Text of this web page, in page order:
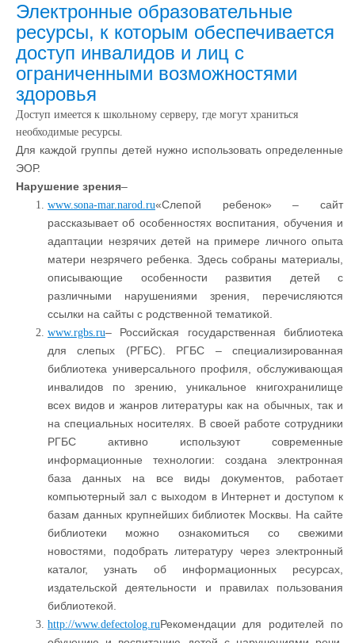
Электронные образовательные
ресурсы, к которым обеспечивается
доступ инвалидов и лиц с
ограниченными возможностями
здоровья
Доступ имеется к школьному серверу, где могут храниться
необходимые ресурсы.
Для каждой группы детей нужно использовать определенные
ЭОР.
Нарушение зрения–
www.sona-mar.narod.ru«Слепой ребенок» – сайт
рассказывает об особенностях воспитания, обучения и
адаптации незрячих детей на примере личного опыта
матери незрячего ребенка. Здесь собраны материалы,
описывающие особенности развития детей с
различными нарушениями зрения, перечисляются
ссылки на сайты с родственной тематикой.
www.rgbs.ru– Российская государственная библиотека
для слепых (РГБС). РГБС – специализированная
библиотека универсального профиля, обслуживающая
инвалидов по зрению, уникальное книгохранилище
всех видов и жанров литературы как на обычных, так и
на специальных носителях. В своей работе сотрудники
РГБС активно используют современные
информационные технологии: создана электронная
база данных на все виды документов, работает
компьютерный зал с выходом в Интернет и доступом к
базам данных крупнейших библиотек Москвы. На сайте
библиотеки можно ознакомиться со свежими
новостями, подобрать литературу через электронный
каталог, узнать об информационных ресурсах,
издательской деятельности и правилах пользования
библиотекой.
http://www.defectolog.ruРекомендации для родителей по